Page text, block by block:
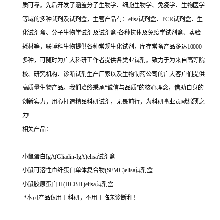
质可靠。先后开发了涵盖分子生物学、细胞生物学、免疫学、生物医学
等域的多种试剂及试剂盒，主营产品有：elisa试剂盒、PCR试剂盒、生
化试剂盒、分子生物学试剂及试剂盒·各种抗体及免疫学试剂盒、实验
耗材等，联博科生物提供各种常规生化试剂，库存常备产品多达10000
多种，可随时为广大科研工作者提供各类业试剂。致力于为来自高等院
校、研究机构、诊断试剂生产厂家以及生物制药公司的广大客户们提供
高质量生物产品。我们始终秉承“诚信与品质”的核心理念，借助自身的
创新实力，用心打造精品科研试剂，无畏前行，为科研事业贡献绵薄之
力!
相关产品：
小鼠蛋白IgA(Gliadin-IgA)elisa试剂盒
小鼠可溶性血纤蛋白单体复合物(SFMC)elisa试剂盒
小鼠胶原蛋白Ⅱ(HCBⅡ)elisa试剂盒
*本司产品仅用于科研，不用于临床诊断和！